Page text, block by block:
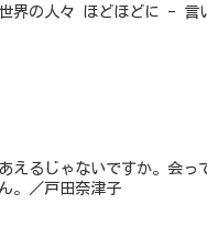
界の人々 ほどほどに - 言
えるじゃないですか。会っ
。／戸田奈津子